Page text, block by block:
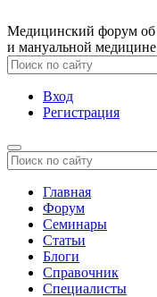
Медицинский форум об
и мануальной медицине
Вход
Регистрация
Главная
Форум
Семинары
Статьи
Блоги
Справочник
Специалисты